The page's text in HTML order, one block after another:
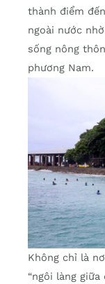
thành điểm
ngoài nước
sống nông
phương Nam.
Không chỉ là
“ngôi làng